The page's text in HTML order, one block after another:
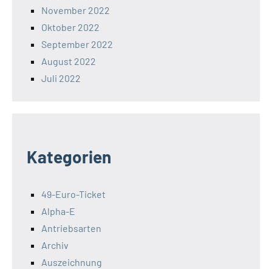
November 2022
Oktober 2022
September 2022
August 2022
Juli 2022
Kategorien
49-Euro-Ticket
Alpha-E
Antriebsarten
Archiv
Auszeichnung